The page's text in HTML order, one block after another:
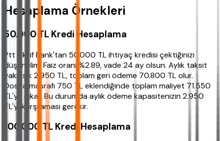
Hesaplama Örnekleri
50.000 TL Kredi Hesaplama
Ptt Aktif Bank'tan 50.000 TL ihtiyaç kredisi çektiğinizi
düşünelim. Faiz oranı %2.89, vade 24 ay olsun. Aylık taksit
yaklaşık 2.950 TL, toplam geri ödeme 70.800 TL olur.
Dosya masrafı 750 TL eklendiğinde toplam maliyet 71.550
TL'ye çıkar. Bu durumda aylık ödeme kapasitenizin 2.950
TL'yi karşılaması gerekir.
100.000 TL Kredi Hesaplama